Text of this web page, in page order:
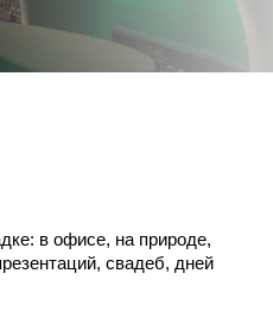
в офисе, на природе,
свадеб, дней